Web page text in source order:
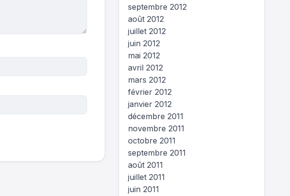
septembre 2012
août 2012
juillet 2012
juin 2012
mai 2012
avril 2012
mars 2012
février 2012
janvier 2012
décembre 2011
novembre 2011
octobre 2011
septembre 2011
août 2011
juillet 2011
juin 2011